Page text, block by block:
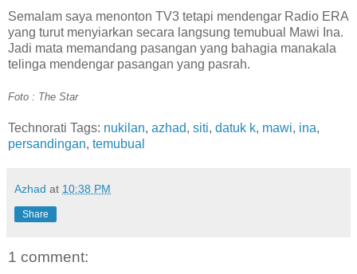
Semalam saya menonton TV3 tetapi mendengar Radio ERA
yang turut menyiarkan secara langsung temubual Mawi Ina.
Jadi mata memandang pasangan yang bahagia manakala
telinga mendengar pasangan yang pasrah.
Foto : The Star
Technorati Tags: nukilan, azhad, siti, datuk k, mawi, ina,
persandingan, temubual
Azhad at 10:38 PM
Share
1 comment: